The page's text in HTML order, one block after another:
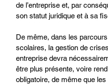
de l’entreprise et, par
son statut juridique et à sa
De même, dans les parcours
scolaires, la gestion de
entreprise devra
être plus présente, voire
obligatoire, de même que les